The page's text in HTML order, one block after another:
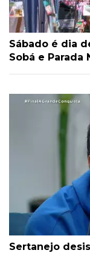
Sábado é dia
Sobá e Parada
Sertanejo